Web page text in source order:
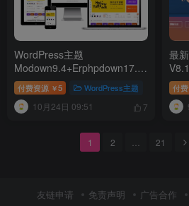
WordPress主题
Modown9.4+Erphpdown17.3
虚拟素材资源付费下载
付费资源 ￥5 WordPress主题
10月24日 09:51 7
最
心
付
1 2 21
友链申请 免责声明 广告合作